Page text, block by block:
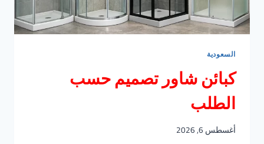
السعودية
كبائن شاور تصميم حسب
الطلب
أغسطس 6, 2026